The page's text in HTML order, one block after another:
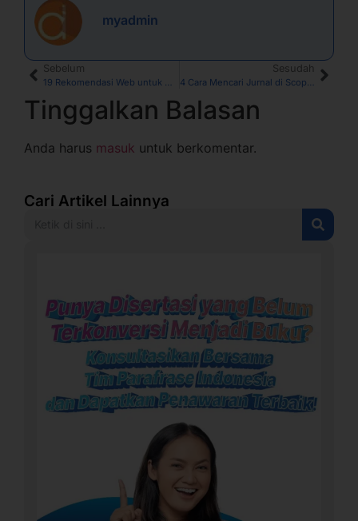
myadmin
Sebelum
19 Rekomendasi Web untuk Mencari Jurnal Nasional dan Internasional
Sesudah
4 Cara Mencari Jurnal di Scopus
Tinggalkan Balasan
Anda harus masuk untuk berkomentar.
Cari Artikel Lainnya